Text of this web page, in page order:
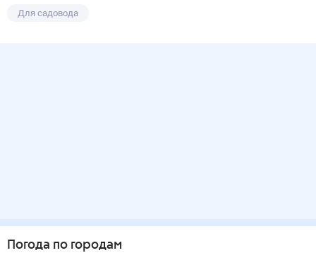
Для садовода
Погода по городам